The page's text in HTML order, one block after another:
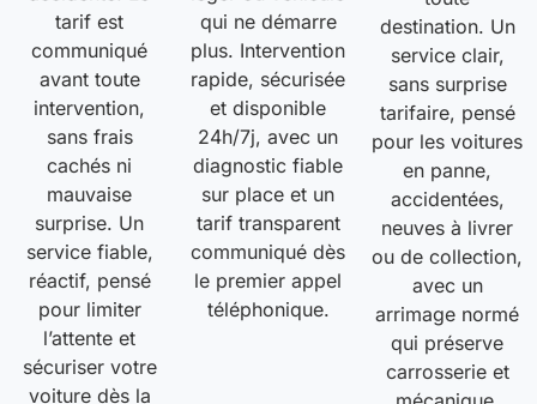
tarif est
communiqué
avant toute
intervention,
sans frais
cachés ni
mauvaise
surprise. Un
service fiable,
réactif, pensé
pour limiter
l’attente et
sécuriser votre
voiture dès la
qui ne démarre
plus. Intervention
rapide, sécurisée
et disponible
24h/7j, avec un
diagnostic fiable
sur place et un
tarif transparent
communiqué dès
le premier appel
téléphonique.
destination. Un
service clair,
sans surprise
tarifaire, pensé
pour les voitures
en panne,
accidentées,
neuves à livrer
ou de collection,
avec un
arrimage normé
qui préserve
carrosserie et